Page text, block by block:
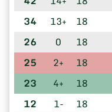
18
+13
34
18
0
26
18
+2
25
18
+4
23
18
-1
12